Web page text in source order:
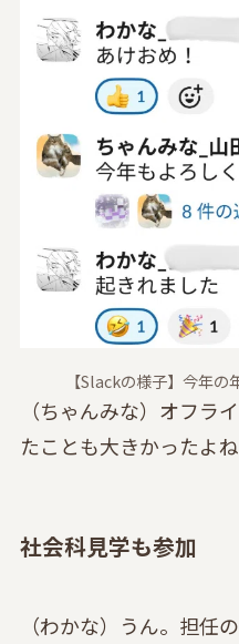
【Slackの様子】今年の
（ちゃんみな）オフラ
たことも大きかったよね
社会科見学も参加
（わかな）うん。担任